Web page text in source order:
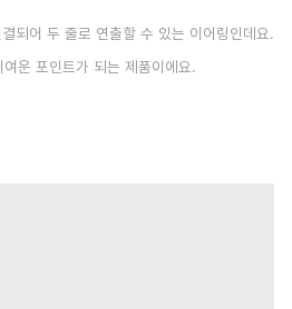
되어 두 줄로 연출할 수 있는 이어링인데요.
운 포인트가 되는 제품이에요.